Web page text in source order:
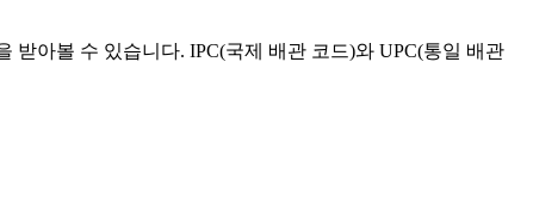
받아볼 수 있습니다. IPC(국제 배관 코드)와 UPC(통일 배관